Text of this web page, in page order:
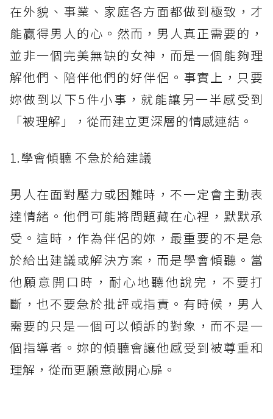
在外貌、事業、家庭各方面都做到極致，才
能贏得男人的心。然而，男人真正需要的，
並非一個完美無缺的女神，而是一個能夠理
解他們、陪伴他們的好伴侶。事實上，只要
妳做到以下5件小事，就能讓另一半感受到
「被理解」，從而建立更深層的情感連結。
1.學會傾聽 不急於給建議
男人在面對壓力或困難時，不一定會主動表
達情緒。他們可能將問題藏在心裡，默默承
受。這時，作為伴侶的妳，最重要的不是急
於給出建議或解決方案，而是學會傾聽。當
他願意開口時，耐心地聽他說完，不要打
斷，也不要急於批評或指責。有時候，男人
需要的只是一個可以傾訴的對象，而不是一
個指導者。妳的傾聽會讓他感受到被尊重和
理解，從而更願意敞開心扉。